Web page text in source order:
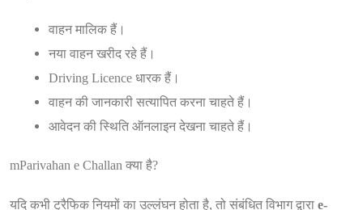
वाहन मालिक हैं।
नया वाहन खरीद रहे हैं।
Driving Licence धारक हैं।
वाहन की जानकारी सत्यापित करना चाहते हैं।
आवेदन की स्थिति ऑनलाइन देखना चाहते हैं।
mParivahan e Challan क्या है?
यदि कभी ट्रैफिक नियमों का उल्लंघन होता है, तो संबंधित विभाग द्वारा e-